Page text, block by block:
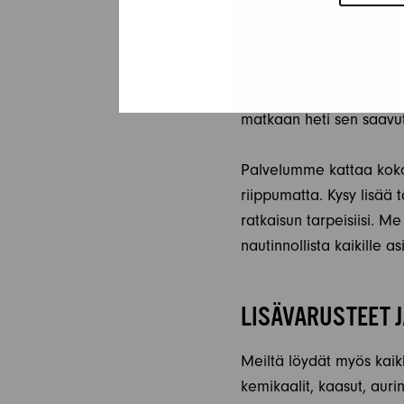
Uutena palveluna
matkaan heti sen
Palvelumme kattaa
riippumatta. Kysy lisää
ratkaisun tarpeisiisi.
nautinnollista kaikille
LISÄVARUSTEET
Meiltä löydät myös
kemikaalit, kaasut,